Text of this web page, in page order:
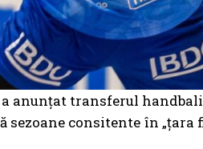
anunțat transferul
sezoane consitente în „țara